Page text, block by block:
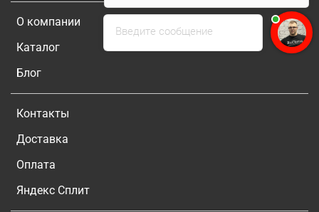
О компании
Каталог
Блог
Контакты
Доставка
Оплата
Яндекс Сплит
Введите сообщение